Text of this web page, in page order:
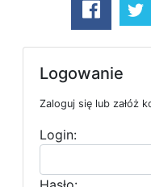
Logowanie
Zaloguj się lub załóż
Login: